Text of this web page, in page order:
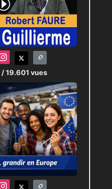
/ 19.601 vues